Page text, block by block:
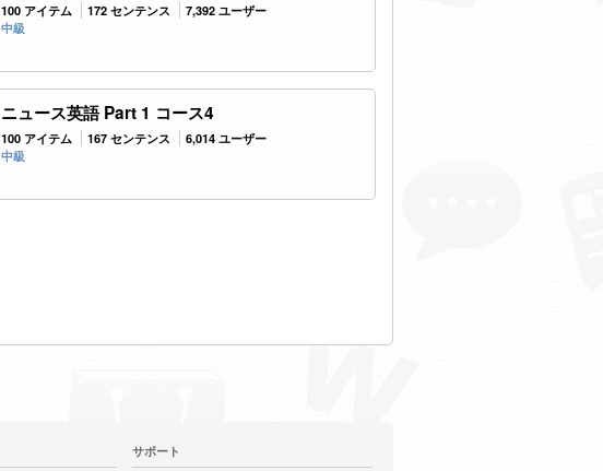
100 アイテム 172 センテンス
7,392 ユーザー
中級
ニュース英語 Part 1 コース4
100 アイテム 167 センテンス
6,014 ユーザー
中級
サポート